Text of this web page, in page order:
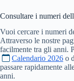
Consultare i numeri
Vuoi cercare i numeri
Attraverso le nostre
facilmente tra gli anni.
Calendario 2026 o
passare rapidamente
anni.